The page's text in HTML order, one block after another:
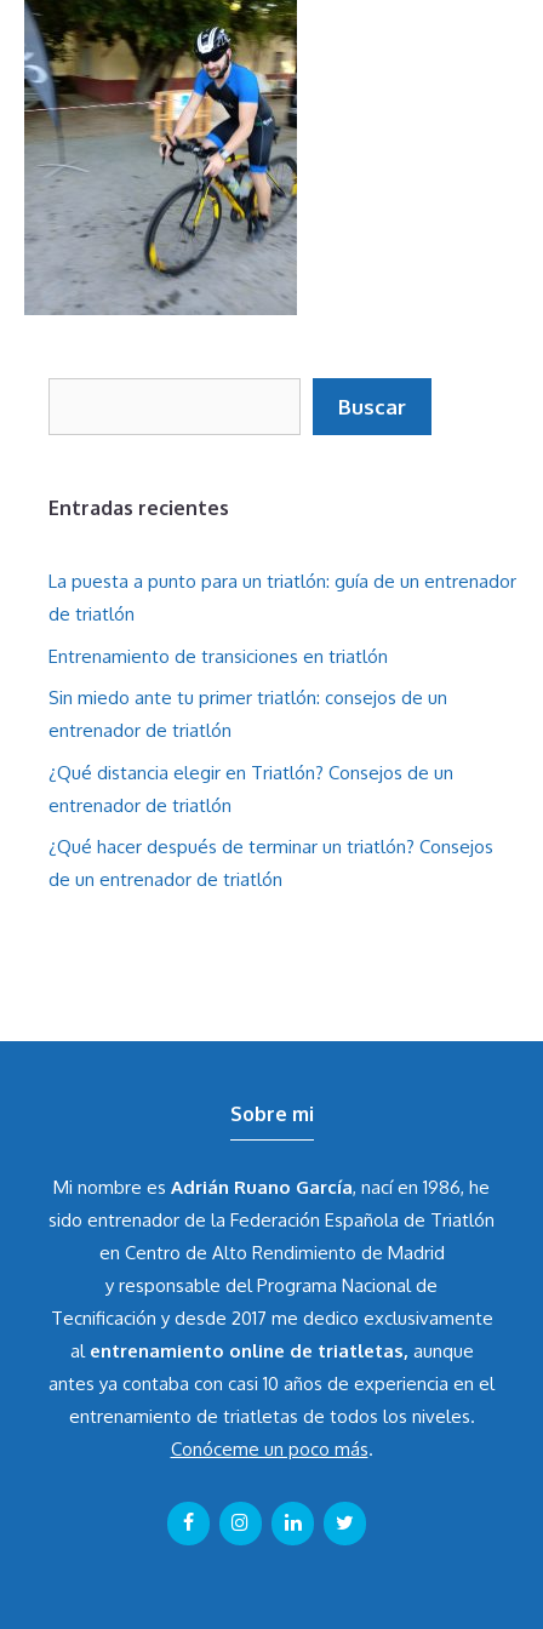
Buscar
Entradas recientes
La puesta a punto para un triatlón: guía de un entrenador
de triatlón
Entrenamiento de transiciones en triatlón
Sin miedo ante tu primer triatlón: consejos de un
entrenador de triatlón
¿Qué distancia elegir en Triatlón? Consejos de un
entrenador de triatlón
¿Qué hacer después de terminar un triatlón? Consejos
de un entrenador de triatlón
Sobre mi
Mi nombre es Adrián Ruano García, nací en 1986, he
sido entrenador de la Federación Española de Triatlón
en Centro de Alto Rendimiento de Madrid
y responsable del Programa Nacional de
Tecnificación y desde 2017 me dedico exclusivamente
al entrenamiento online de triatletas, aunque
antes ya contaba con casi 10 años de experiencia en el
entrenamiento de triatletas de todos los niveles.
Conóceme un poco más.